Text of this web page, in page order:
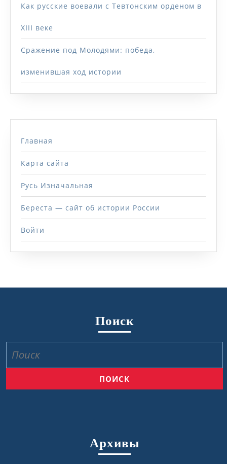
Как русские воевали с Тевтонским орденом в
XIII веке
Сражение под Молодями: победа,
изменившая ход истории
Главная
Карта сайта
Русь Изначальная
Береста — сайт об истории России
Войти
Поиск
Архивы